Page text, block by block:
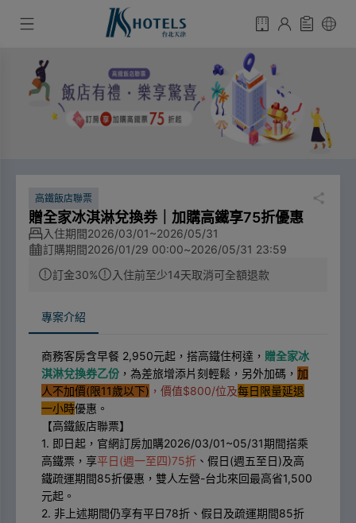
高鐵飯店聯票
贈全家冰淇淋兌換券｜加購高鐵享75折優惠
入住期間2026/03/01~2026/05/31
訂購期間2026/01/29 00:00~2026/05/31 23:59
訂金30%
入住前至少14天取消可全額退款
專案介紹
商務客房含早餐 2,950元起，搭高鐵住柯達， 贈全家冰
淇淋兌換券乙份 ，為差旅增添片刻輕鬆，另外加碼， 加
人不加價(限11歲以下) ，價值$800/位及每日限量延退
一小時優惠。
【高鐵飯店聯票】
1. 即日起，官網訂房加購2026/03/01~05/31期間搭乘
高鐵票，享平日(週一至四)75折 、假日(週五至日)及高
鐵疏運期間85折優惠，雙人左營-台北來回最高省1,500
元起。
2. 非上述期間仍享有平日78折、假日及疏運期間85折